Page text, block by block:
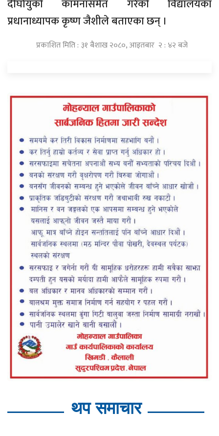
दीर्घायुको कामनासमेत गरेको विद्यालयका
प्रधानाध्यापक कृष्ण जैशीले बताएका छन् ।
प्रकाशित मिति : ३१ बैशाख २०८०, आइतबार २ : ४२ बजे
थप समाचार